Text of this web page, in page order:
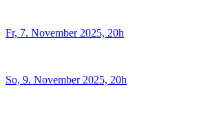
Fr, 7. November 2025, 20h
So, 9. November 2025, 20h